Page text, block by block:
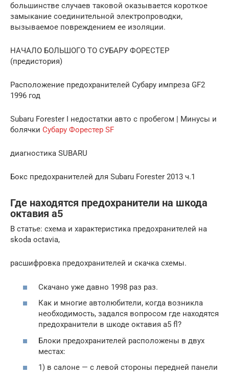
большинстве случаев таковой оказывается короткое
замыкание соединительной электропроводки,
вызываемое повреждением ее изоляции.
НАЧАЛО БОЛЬШОГО ТО СУБАРУ ФОРЕСТЕР
(предистория)
Расположение предохранителей Субару импреза GF2
1996 год
Subaru Forester I недостатки авто с пробегом | Минусы и
болячки Субару Форестер SF
диагностика SUBARU
Бокс предохранителей для Subaru Forester 2013 ч.1
Где находятся предохранители на шкода
октавия а5
В статье: схема и характеристика предохранителей на
skoda octavia,
расшифровка предохранителей и скачка схемы.
Скачано уже давно 1998 раз раз.
Как и многие автолюбители, когда возникла
необходимость, задался вопросом где находятся
предохранители в шкоде октавия а5 fl?
Блоки предохранителей расположены в двух
местах:
1) в салоне — с левой стороны передней панели